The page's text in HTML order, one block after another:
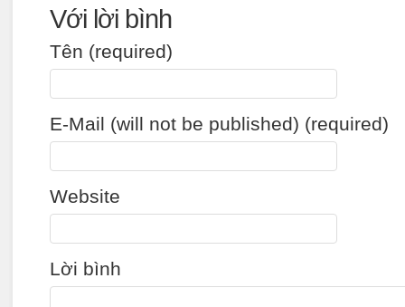
Với lời bình
Tên (required)
E-Mail (will not be published) (required)
Website
Lời bình